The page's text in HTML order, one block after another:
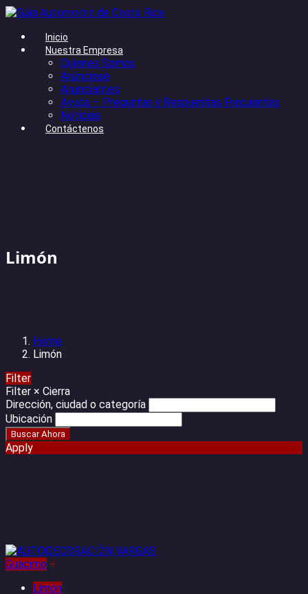
Inicio
Nuestra Empresa
Quienes Somos
Anúnciese
Anunciantes
Ayuda – Preguntas y Respuestas Frecuentes
Noticias
Contáctenos
Limón
Home
Limón
Filter
Filter × Cierra
Dirección, ciudad o categoría
Ubicación
Apply
Guácimo +
Limón